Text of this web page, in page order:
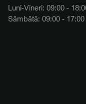
Luni-Vineri: 09:00 -
Sâmbătă: 09:00 - 17:00